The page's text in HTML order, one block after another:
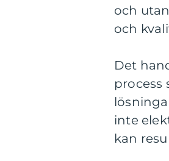
och
och
Det
process
inte
kan